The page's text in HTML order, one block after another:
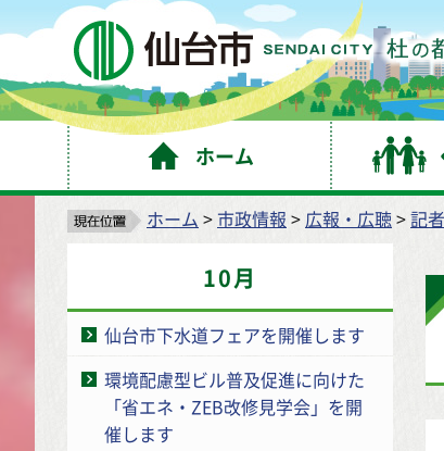
ホーム
ホーム >市政情報 > 広報・広聴>記
10月
仙台市下水道フェアを開催します
環境配慮型ビル普及促進に向けた
「省エネ・ZEB改修見学会」を開
催します